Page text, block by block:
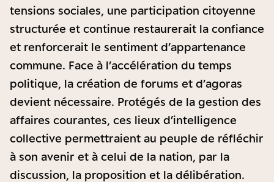
tensions sociales, une participation citoyenne
structurée et continue restaurerait la confiance
et renforcerait le sentiment d’appartenance
commune. Face à l’accélération du temps
politique, la création de forums et d’agoras
devient nécessaire. Protégés de la gestion des
affaires courantes, ces lieux d’intelligence
collective permettraient au peuple de réfléchir
à son avenir et à celui de la nation, par la
discussion, la proposition et la délibération.